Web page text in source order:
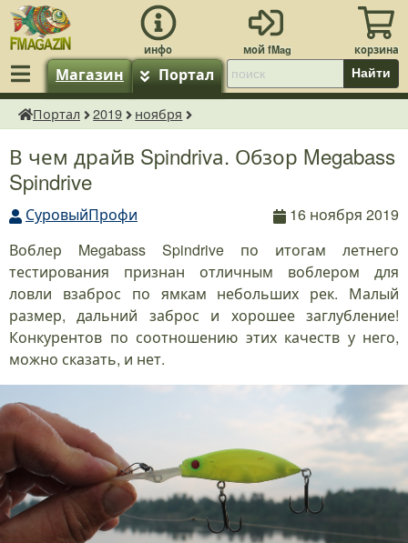
Магазин Портал Найти
fMagazin.ru
Портал 2019 ноября
В чем драйв Spindrivа. Обзор Megabass
Spindrive
СуровыйПрофи
16 ноября 2019
Воблер Megabass Spindrive по итогам летнего
тестирования признан отличным воблером для
ловли взаброс по ямкам небольших рек. Малый
размер, дальний заброс и хорошее заглубление!
Конкурентов по соотношению этих качеств у него,
можно сказать, и нет.